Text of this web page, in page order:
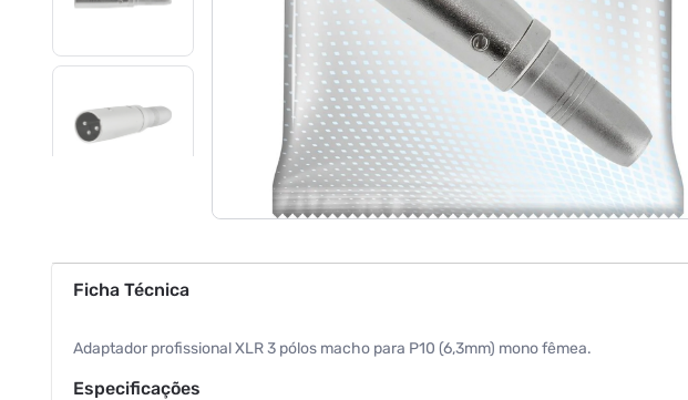
Ficha Técnica
Adaptador profissional XLR 3 pólos macho para P10 (6,3mm) mono fêmea.
Especificações